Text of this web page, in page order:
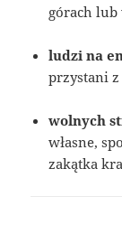
górach lub
ludzi na
przystani
wolnych
własne,
zakątka